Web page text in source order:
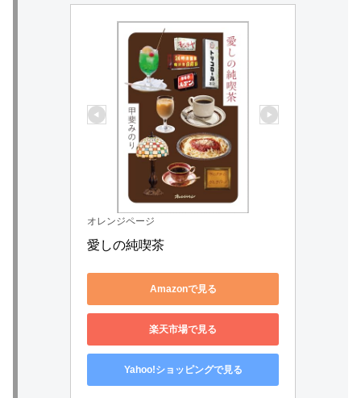
オレンジページ
愛しの純喫茶
Amazonで見る
楽天市場で見る
Yahoo!ショッピングで見る